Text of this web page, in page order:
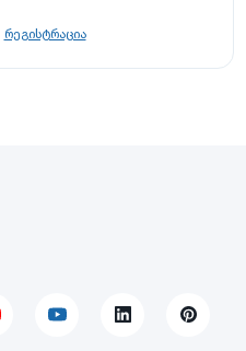
რეგისტრაცია